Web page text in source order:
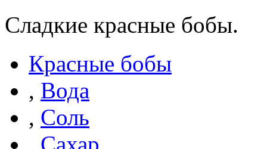
Сладкие красные бобы.
Красные бобы
, Вода
, Соль